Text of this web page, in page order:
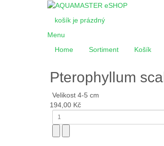
košík je prázdný
Menu
Home
Sortiment Košík
Pterophyllum
Velikost 4-5 cm
194,00 Kč